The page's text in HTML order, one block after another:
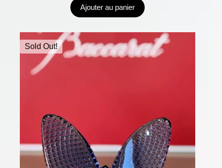
Ajouter au panier
Sold Out!